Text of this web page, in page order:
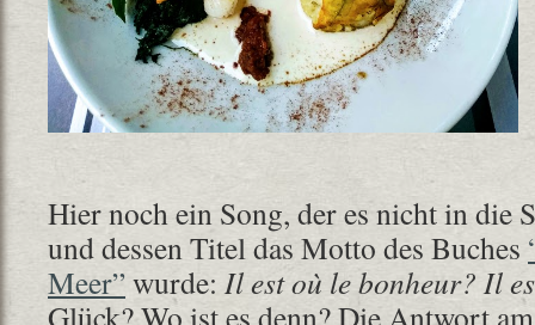
Hier noch ein Song, der es nicht in die
und dessen Titel das Motto des Buches
Meer”wurde: Il est où le bonheur? Il
Glück? Wo ist es denn? Die Antwort